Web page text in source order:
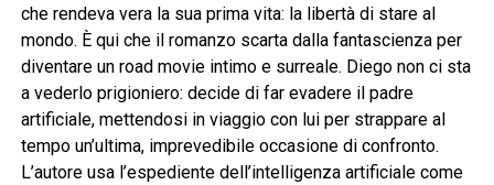
che rendeva vera la sua prima vita: la libertà di stare al
mondo. È qui che il romanzo scarta dalla fantascienza per
diventare un road movie intimo e surreale. Diego non ci sta
a vederlo prigioniero: decide di far evadere il padre
artificiale, mettendosi in viaggio con lui per strappare al
tempo un’ultima, imprevedibile occasione di confronto.
L’autore usa l’espediente dell’intelligenza artificiale come